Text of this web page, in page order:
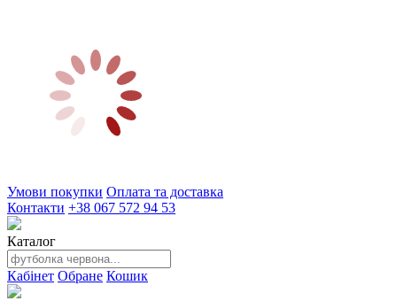
Умови покупки Оплата та доставка
Контакти +38 067 572 94 53
Каталог
Кабінет Обране Кошик